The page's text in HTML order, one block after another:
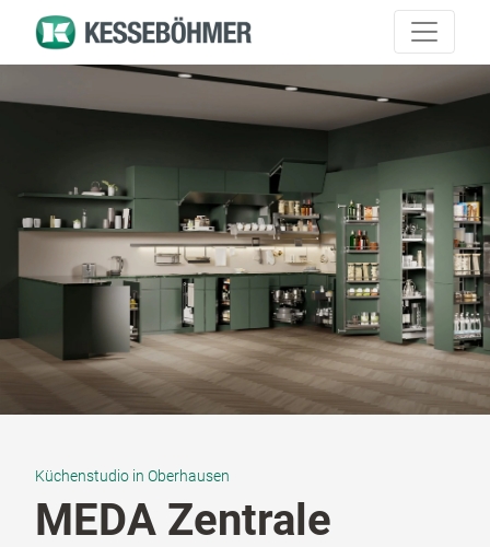
Küchenstudio in Oberhausen
MEDA Zentrale